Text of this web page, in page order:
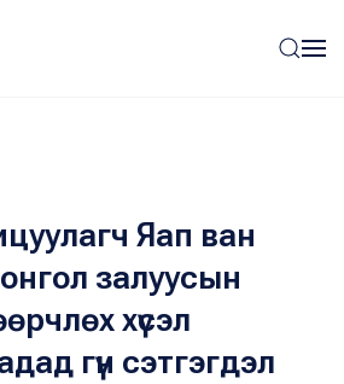
Яап ван
залуусын
хүсэл
гүн сэтгэгдэл